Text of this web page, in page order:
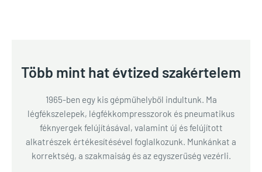
Több mint hat évtized szakértelem
1965-ben egy kis gépműhelyből indultunk. Ma
légfékszelepek, légfékkompresszorok és pneumatikus
féknyergek felújításával, valamint új és felújított
alkatrészek értékesítésével foglalkozunk. Munkánkat a
korrektség, a szakmaiság és az egyszerűség vezérli.